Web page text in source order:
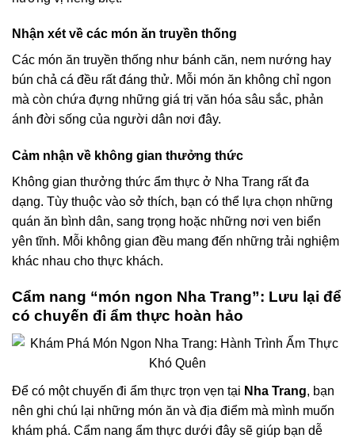
Nhận xét về các món ăn truyền thống
Các món ăn truyền thống như bánh căn, nem nướng hay
bún chả cá đều rất đáng thử. Mỗi món ăn không chỉ ngon
mà còn chứa đựng những giá trị văn hóa sâu sắc, phản
ánh đời sống của người dân nơi đây.
Cảm nhận về không gian thưởng thức
Không gian thưởng thức ẩm thực ở Nha Trang rất đa
dạng. Tùy thuộc vào sở thích, bạn có thể lựa chọn những
quán ăn bình dân, sang trọng hoặc những nơi ven biển
yên tĩnh. Mỗi không gian đều mang đến những trải nghiệm
khác nhau cho thực khách.
Cẩm nang “món ngon Nha Trang”: Lưu lại để
có chuyến đi ẩm thực hoàn hảo
Để có một chuyến đi ẩm thực trọn vẹn tại Nha Trang, bạn
nên ghi chú lại những món ăn và địa điểm mà mình muốn
khám phá. Cẩm nang ẩm thực dưới đây sẽ giúp bạn dễ